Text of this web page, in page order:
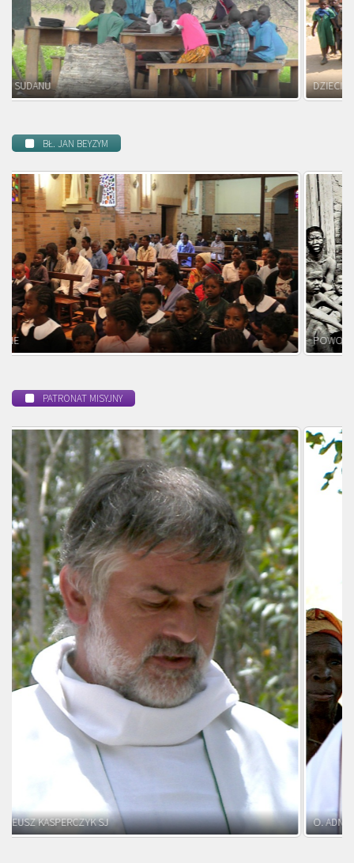
DZIECI ZAMBII
BŁ. JAN BEYZYM
POWOŁANIE MISYJNE
PATRONAT MISYJNY
O. ADNRZEJ LEŚNIARA SJ